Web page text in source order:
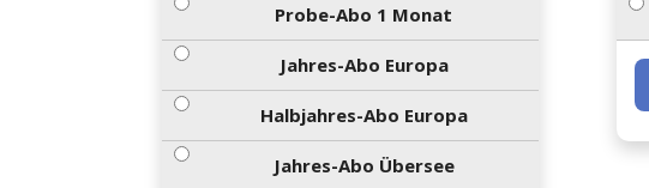
Probe-Abo 1 Monat
Jahres-Abo Europa
Halbjahres-Abo Europa
Jahres-Abo Übersee